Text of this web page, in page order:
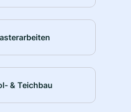
& Teichbau